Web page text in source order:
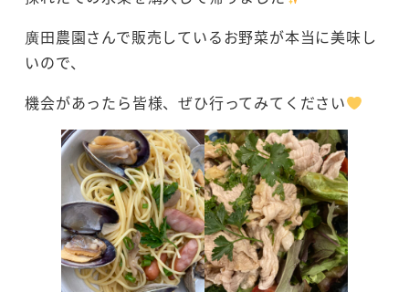
廣田農園さんで販売しているお野菜が本当に美味し
いので、
機会があったら皆様、ぜひ行ってみてください